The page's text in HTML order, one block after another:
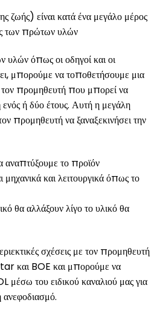
ζωής) είναι κατά ένα μεγάλο μέρος
των πρώτων υλών
όπως οι οδηγοί και οι
μπορούμε να τοποθετήσουμε μια
προμηθευτή που μπορεί να
ή δύο έτους. Αυτή η μεγάλη
προμηθευτή να ξαναξεκινήσει την
το προϊόν
μηχανικά και λειτουργικά όπως το
θα αλλάξουν λίγο το υλικό θα
σχέσεις με τον προμηθευτή
και BOE και μπορούμε να
μέσω του ειδικού καναλιού μας για